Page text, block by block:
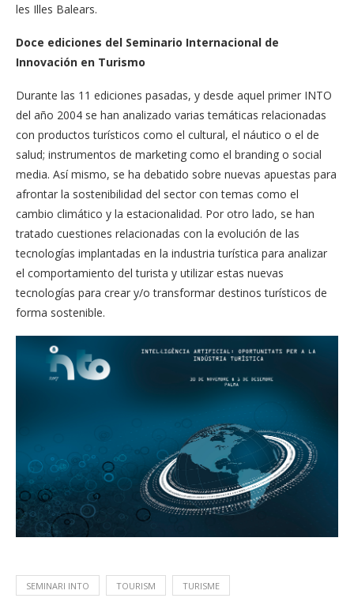
les Illes Balears.
Doce ediciones del Seminario Internacional de
Innovación en Turismo
Durante las 11 ediciones pasadas, y desde aquel primer INTO
del año 2004 se han analizado varias temáticas relacionadas
con productos turísticos como el cultural, el náutico o el de
salud; instrumentos de marketing como el branding o social
media. Así mismo, se ha debatido sobre nuevas apuestas para
afrontar la sostenibilidad del sector con temas como el
cambio climático y la estacionalidad. Por otro lado, se han
tratado cuestiones relacionadas con la evolución de las
tecnologías implantadas en la industria turística para analizar
el comportamiento del turista y utilizar estas nuevas
tecnologías para crear y/o transformar destinos turísticos de
forma sostenible.
SEMINARI INTO TOURISM TURISME